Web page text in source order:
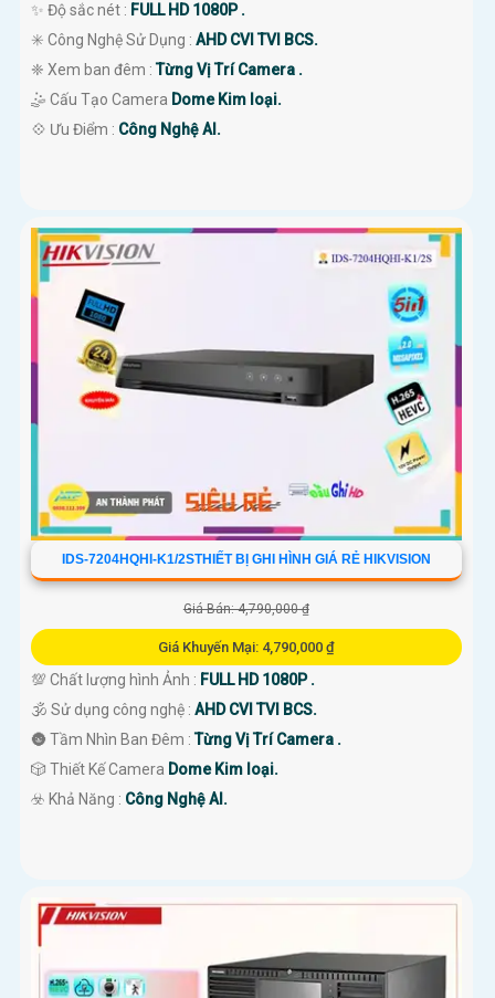
✨ Độ sắc nét : FULL HD 1080P .
✳️ Công Nghệ Sử Dụng : AHD CVI TVI BCS.
❈ Xem ban đêm :Từng Vị Trí Camera .
🤹 Cấu Tạo Camera Dome Kim loại.
️💠 Ưu Điểm : Công Nghệ AI.
IDS-7204HQHI-K1/2STHIẾT BỊ GHI HÌNH GIÁ RẺ HIKVISION
Giá Bán: 4,790,000 ₫
Giá Khuyến Mại: 4,790,000 ₫
💯 Chất lượng hình Ảnh : FULL HD 1080P .
🕉️ Sử dụng công nghệ : AHD CVI TVI BCS.
🌚 Tầm Nhìn Ban Đêm :Từng Vị Trí Camera .
🎲 Thiết Kế Camera Dome Kim loại.
️☣️ Khả Năng : Công Nghệ AI.